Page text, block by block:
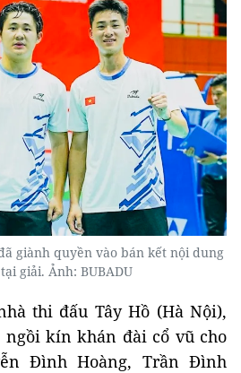
giành quyền vào bán kết nội dung
giải. Ảnh: BUBADU
thi đấu Tây Hồ (Hà Nội),
ngồi kín khán đài cổ vũ cho
Đình Hoàng, Trần Đình